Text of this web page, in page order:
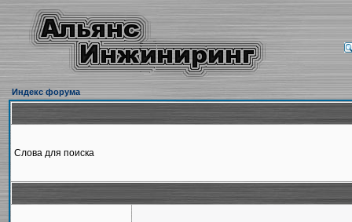
Индекс форума
Слова для поиска